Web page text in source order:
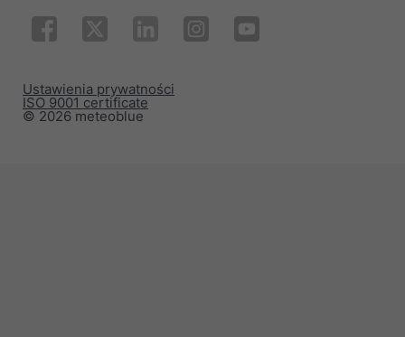
© 2026 meteoblue
ISO 9001 certificate
Ustawienia prywatności